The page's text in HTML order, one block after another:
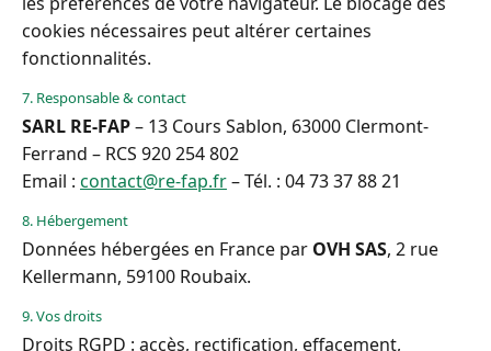
cookies nécessaires peut altérer certaines
fonctionnalités.
7. Responsable & contact
SARL RE-FAP– 13 Cours Sablon, 63000 Clermont-
Ferrand – RCS 920 254 802
Email : contact@re-fap.fr– Tél. : 04 73 37 88 21
8. Hébergement
Données hébergées en France par OVH SAS, 2 rue
Kellermann, 59100 Roubaix.
9. Vos droits
Droits RGPD : accès, rectification, effacement,